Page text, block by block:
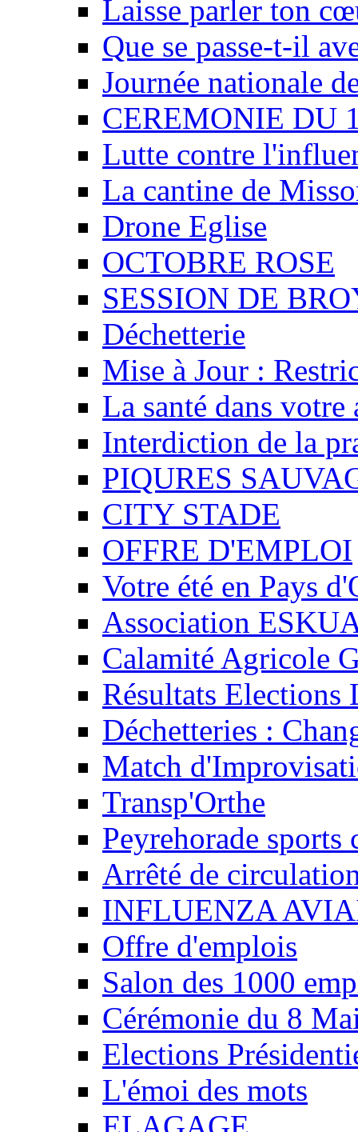
Laisse parler ton
Que se passe-t-il
Journée nationale
CEREMONIE DU
Lutte contre
La cantine de
Drone Eglise
OCTOBRE ROSE
SESSION DE
Déchetterie
Mise à Jour :
La santé dans votre
Interdiction de la
PIQURES
CITY STADE
OFFRE D'EMPLOI
Votre été en Pays
Association
Calamité Agricole
Résultats
Déchetteries :
Match
Transp'Orthe
Peyrehorade sports
Arrêté de
INFLUENZA
Offre d'emplois
Salon des 1000
Cérémonie du 8
Elections
L'émoi des mots